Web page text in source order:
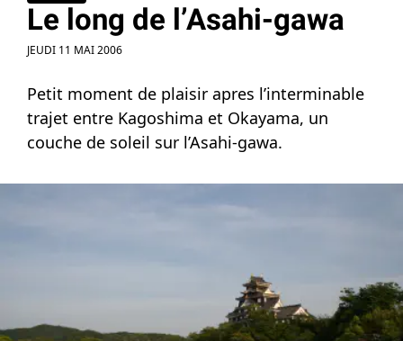
Le long de l’Asahi-gawa
JEUDI 11 MAI 2006
Petit moment de plaisir apres l’interminable
trajet entre Kagoshima et Okayama, un
couche de soleil sur l’Asahi-gawa.